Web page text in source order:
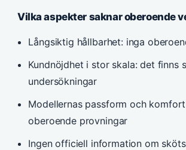
Vilka aspekter saknar oberoende
Långsiktig hållbarhet: inga
Kundnöjdhet i stor skala: det finns
undersökningar
Modellernas passform och
oberoende provningar
Ingen officiell information om